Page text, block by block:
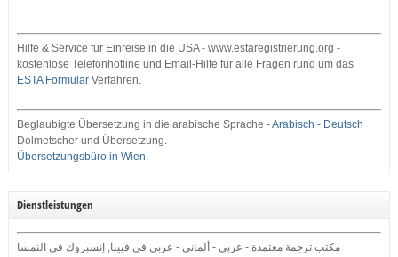
Hilfe & Service für Einreise in die USA - www.estaregistrierung.org -
kostenlose Telefonhotline und Email-Hilfe für alle Fragen rund um das
ESTA FormularVerfahren.
Beglaubigte Übersetzung in die arabische Sprache -Arabisch - Deutsch
Dolmetscher und Übersetzung.
Übersetzungsbüro in Wien.
Dienstleistungen
مكتب ترجمة معتمدة - عربي - ألماني - عربي في فيينا, إنسبروك في النمسا